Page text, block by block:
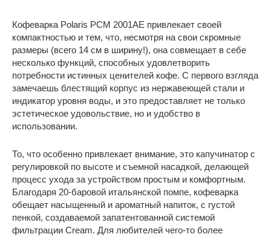
Кофеварка Polaris PCM 2001AE привлекает своей
компактностью и тем, что, несмотря на свои скромные
размеры (всего 14 см в ширину!), она совмещает в себе
несколько функций, способных удовлетворить
потребности истинных ценителей кофе. С первого взгляда
замечаешь блестящий корпус из нержавеющей стали и
индикатор уровня воды, и это предоставляет не только
эстетическое удовольствие, но и удобство в
использовании.
То, что особенно привлекает внимание, это капучинатор с
регулировкой по высоте и съемной насадкой, делающей
процесс ухода за устройством простым и комфортным.
Благодаря 20-баровой итальянской помпе, кофеварка
обещает насыщенный и ароматный напиток, с густой
пенкой, создаваемой запатентованной системой
фильтрации Cream. Для любителей чего-то более